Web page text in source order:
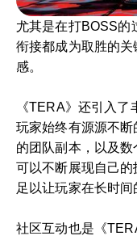
尤其是在打BOSS的
衔接都成为取胜的
感。
《TERA》还引入
玩家始终有源源不
的团队副本，以及
可以不断展现自己的
足以让玩家在长时间
社区互动也是《